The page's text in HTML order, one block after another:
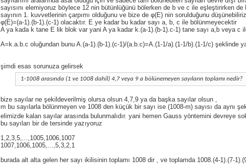
sayısını elemiyoruz böylece 12 nin bütünlüğünü bölerken de b ve c ile eşleştirirken de
sayının 1. kuvvetlerinin çarpımı olduğunu ve bize de φ(E) nin sorulduğunu düşünebiliriz
φ(E)=(a-1).(b-1).(c-1) olacaktır. E ye kadar bu kadar sayı a, b, c ile bölünmeyecektir
A ya kada k tane E lik blok var yani A ya kadar k.(a-1).(b-1).c-1) tane sayı a,b veya c
A=k.a.b.c oluğundan bunu A.(a-1).(b-1).(c-1)/(a.b.c)=A.(1-1/a).(1-1/b).(1-1/c) şeklinde
şimdi esas sorunuza gelirsek
1-1008 arasında (1 ve 1008 dahil) 4,7 veya 9 a bölünemeyen sayıların toplamı nedir?
bize sayılar ne şekildeverilmiş olursa olsun 4,7,9 ya da başka sayılar olsun ,
m bu sayılarla bölünmeyen ve 1008 den küçük bir sayı ise (1008-m) sayısı da aynı
elimizde kalan sayılar arasında bulunmalıdır. yani hemen Gauss yöntemini devreye
bu sayıları bir de tersinde yazıyoruz
1,2,3,5,...,1005,1006,1007
1007,1006,1005,...,5,3,2,1
burada alt alta gelen her sayı ikilisinin toplamı 1008 dir , ve toplamda 1008.(4-1).(7-